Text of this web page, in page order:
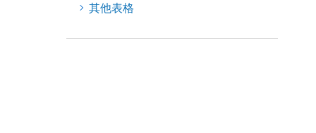
其他表格